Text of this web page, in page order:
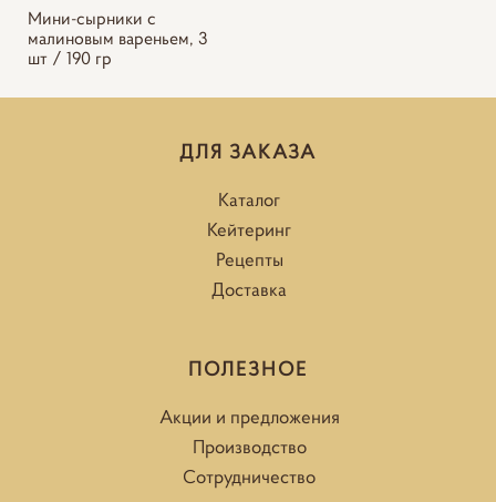
Мини-сырники с
малиновым вареньем, 3
шт / 190 гр
ДЛЯ ЗАКАЗА
Каталог
Кейтеринг
Рецепты
Доставка
ПОЛЕЗНОЕ
Акции и предложения
Производство
Сотрудничество